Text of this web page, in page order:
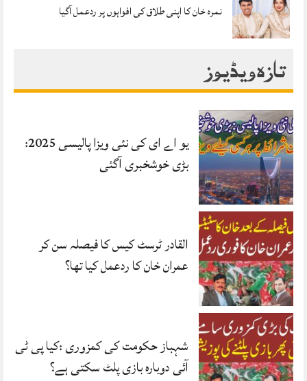
نمرہ خان کا اپنی طلاق کی افواہوں پر ردعمل آگیا
تازہ ویڈیوز
یو اے ای کی نئی ویزا پالیسی 2025:
بڑی خوشخبری آگئی
القادر ٹرسٹ کیس کا فیصلہ سن کر
عمران خان کا ردعمل کیا تھا؟
شہباز حکومت کی کمزوری :کیا پی ٹی
آئی دوبارہ بازی پلٹ سکتی ہے؟